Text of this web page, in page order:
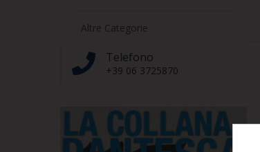
Altre Categorie
Telefono
+39 06 3725870